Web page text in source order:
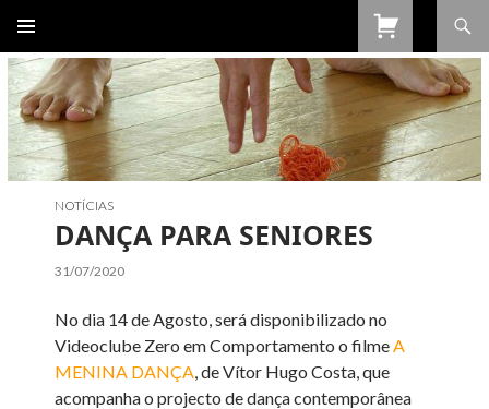
PARA
O
CONTEÚDO
NOTÍCIAS
DANÇA PARA SENIORES
31/07/2020
No dia 14 de Agosto, será disponibilizado no
Videoclube Zero em Comportamento o filmeA
MENINA DANÇA, de Vítor Hugo Costa, que
acompanha o projecto de dança contemporânea